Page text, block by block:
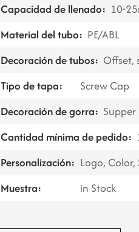
Capacidad de llenado: 10-
Material del tubo: PE/ABL
Decoración de tubos: Offset,
Tipo de tapa:
Screw Cap
Decoración de gorra:
Cantidad mínima de pedido:
Personalización: Logo, Color,
Muestra:
in Stock